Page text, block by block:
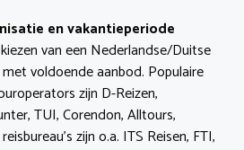
en vakantieperiode
van een Nederlandse/Duitse
voldoende aanbod. Populaire
zijn D-Reizen,
TUI, Corendon, Alltours,
zijn o.a. ITS Reisen, FTI,